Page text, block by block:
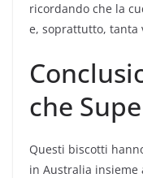
ricordando che la
e, soprattutto, tanta
che
Questi biscotti
in Australia